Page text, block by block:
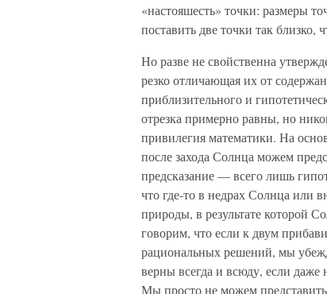
«настояшесть» точки: размеры
поставить две точки так
Но разве не свойственна
резко отличающая их от
приблизительного и
отрезка примерно равны, но
привилегия математики. На
после захода Солнца можем
предсказание — всего лишь
что где-то в недрах Солнца или
природы, в результате которой
говорим, что если к двум
рациональных решений, мы
верны всегда и всюду, если даже
Мы просто не можем